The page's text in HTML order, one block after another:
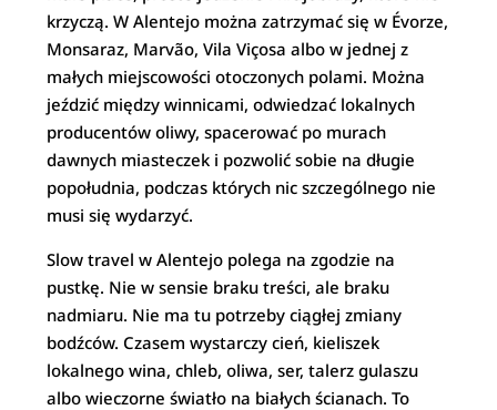
krzyczą. W Alentejo można zatrzymać się w Évorze,
Monsaraz, Marvão, Vila Viçosa albo w jednej z
małych miejscowości otoczonych polami. Można
jeździć między winnicami, odwiedzać lokalnych
producentów oliwy, spacerować po murach
dawnych miasteczek i pozwolić sobie na długie
popołudnia, podczas których nic szczególnego nie
musi się wydarzyć.
Slow travel w Alentejo polega na zgodzie na
pustkę. Nie w sensie braku treści, ale braku
nadmiaru. Nie ma tu potrzeby ciągłej zmiany
bodźców. Czasem wystarczy cień, kieliszek
lokalnego wina, chleb, oliwa, ser, talerz gulaszu
albo wieczorne światło na białych ścianach. To